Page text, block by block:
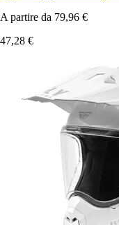
A partire da 79,96 €
47,28 €